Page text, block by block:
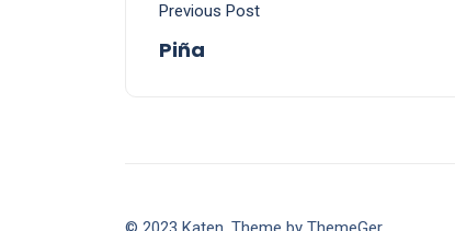
Previous Post
Piña